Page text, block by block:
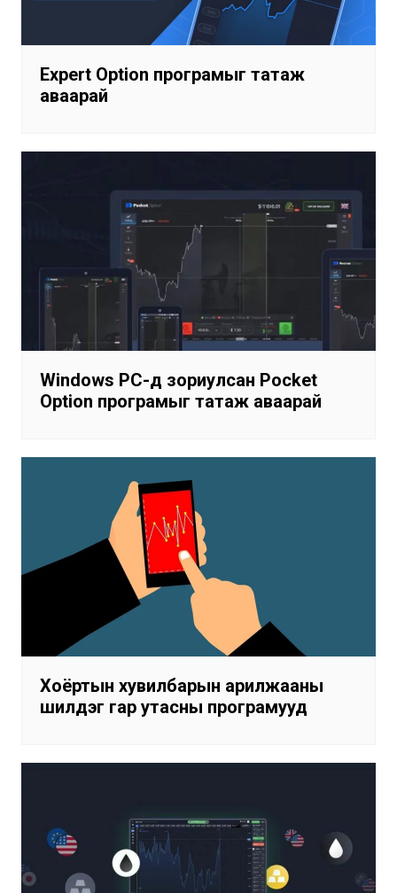
Expert Option програмыг татаж
аваарай
Windows PC-д зориулсан Pocket
Option програмыг татаж аваарай
Хоёртын хувилбарын арилжааны
шилдэг гар утасны програмууд